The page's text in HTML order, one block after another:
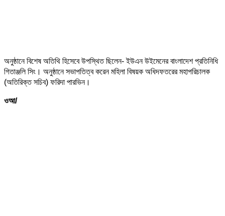
অনুষ্ঠানে বিশেষ অতিথি হিসেবে উপস্থিত ছিলেন- ইউএন উইমেনের বাংলাদেশ প্রতিনিধি
গিতাঞ্জলি সিং। অনুষ্ঠানে সভাপতিত্ব করেন মহিলা বিষয়ক অধিদফতরের মহাপরিচালক
(অতিরিক্ত সচিব) ফরিদা পারভিন।
ওআ/